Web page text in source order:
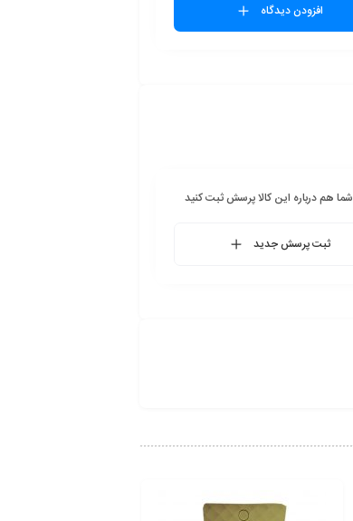
افزودن دیدگاه
شما هم درباره این کالا پرسش ثبت کنید
ثبت پرسش جدید